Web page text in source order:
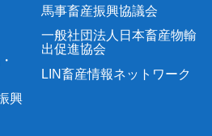
興
馬事畜産振興協議会
一般社団法人日本畜産物輸
出促進協会
LIN畜産情報ネットワーク